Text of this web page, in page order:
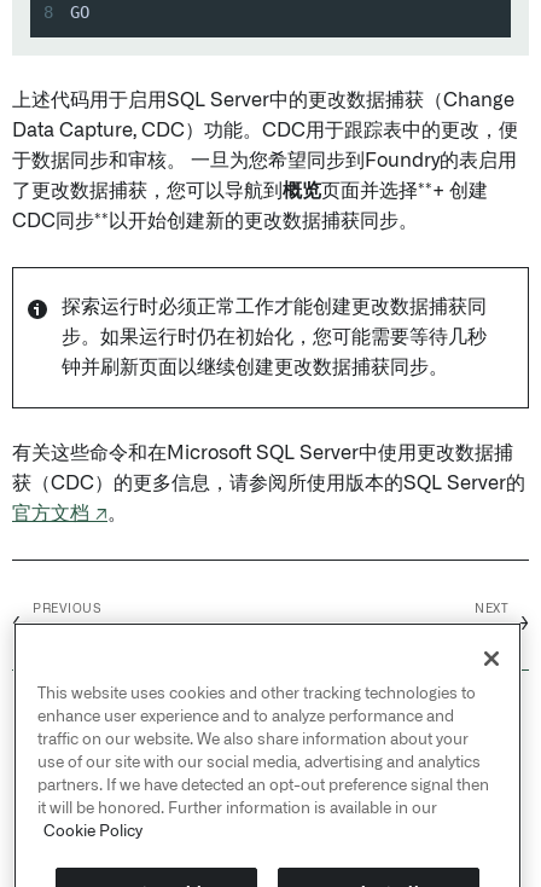
8
GO
上述代码用于启用SQL Server中的更改数据捕获（Change
Data Capture, CDC）功能。CDC用于跟踪表中的更改，便
于数据同步和审核。 一旦为您希望同步到Foundry的表启用
了更改数据捕获，您可以导航到 概览页面并选择**+ 创建
CDC同步**以开始创建新的更改数据捕获同步。
探索运行时必须正常工作才能创建更改数据捕获同
步。如果运行时仍在初始化，您可能需要等待几秒
钟并刷新页面以继续创建更改数据捕获同步。
有关这些命令和在Microsoft SQL Server中使用更改数据捕
获（CDC）的更多信息，请参阅所使用版本的SQL Server的
官方文档 ↗。
←
PREVIOUS NEXT
→
© 2026 Palantir Technologies Inc. All rights
reserved.
Cookies Statement ↗
Privacy Statement ↗
Terms of Use ↗
Do Not Sell or Share My Personal Information
This website uses cookies and other tracking technologies to
enhance user experience and to analyze performance and
traffic on our website. We also share information about your
use of our site with our social media, advertising and analytics
partners. If we have detected an opt-out preference signal then
it will be honored. Further information is available in our
Cookie Policy